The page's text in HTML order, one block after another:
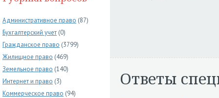
Административное право (87)
Бухгалтерский учет (0)
Гражданское право (3799)
Жилищное право (469)
Земельное право (140)
Интернет и право (3)
Коммерческое право (94)
Ответы